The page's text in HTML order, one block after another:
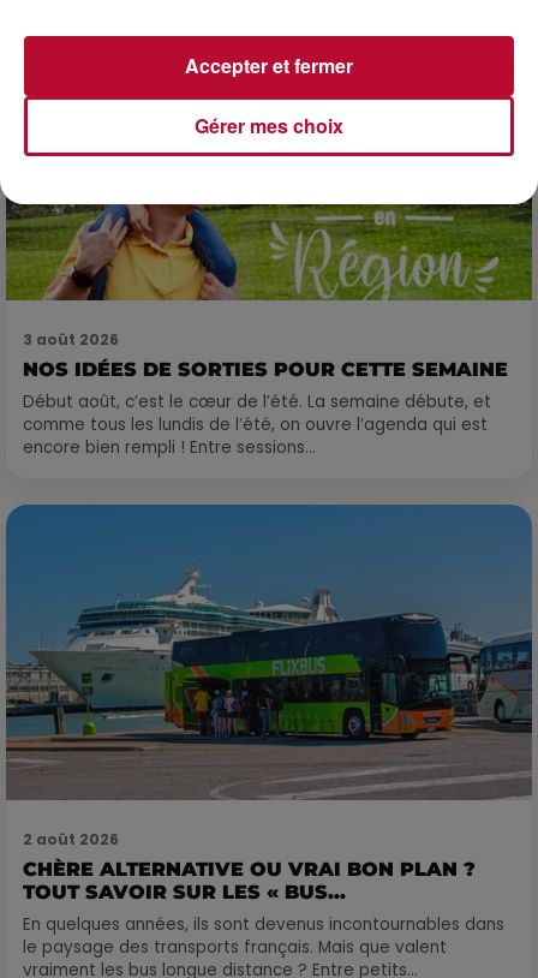
3 août 2026
NOS IDÉES DE SORTIES POUR CETTE SEMAINE
Début août, c’est le cœur de l’été. La semaine débute, et
comme tous les lundis de l’été, on ouvre l’agenda qui est
encore bien rempli ! Entre sessions...
2 août 2026
CHÈRE ALTERNATIVE OU VRAI BON PLAN ?
TOUT SAVOIR SUR LES « BUS...
En quelques années, ils sont devenus incontournables dans
le paysage des transports français. Mais que valent
vraiment les bus longue distance ? Entre petits...
Gérer mes choix
Accepter et fermer